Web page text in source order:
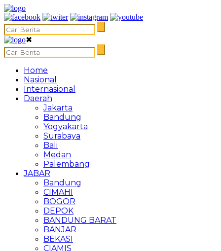
✖
Home
Nasional
Internasional
Daerah
Jakarta
Bandung
Yogyakarta
Surabaya
Bali
Medan
Palembang
JABAR
Bandung
CIMAHI
BOGOR
DEPOK
BANDUNG BARAT
BANJAR
BEKASI
CIAMIS